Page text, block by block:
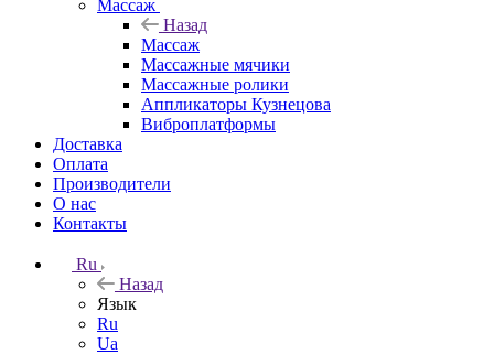
Массаж
Назад
Массаж
Массажные мячики
Массажные ролики
Аппликаторы Кузнецова
Виброплатформы
Доставка
Оплата
Производители
О нас
Контакты
Ru
Назад
Язык
Ru
Ua